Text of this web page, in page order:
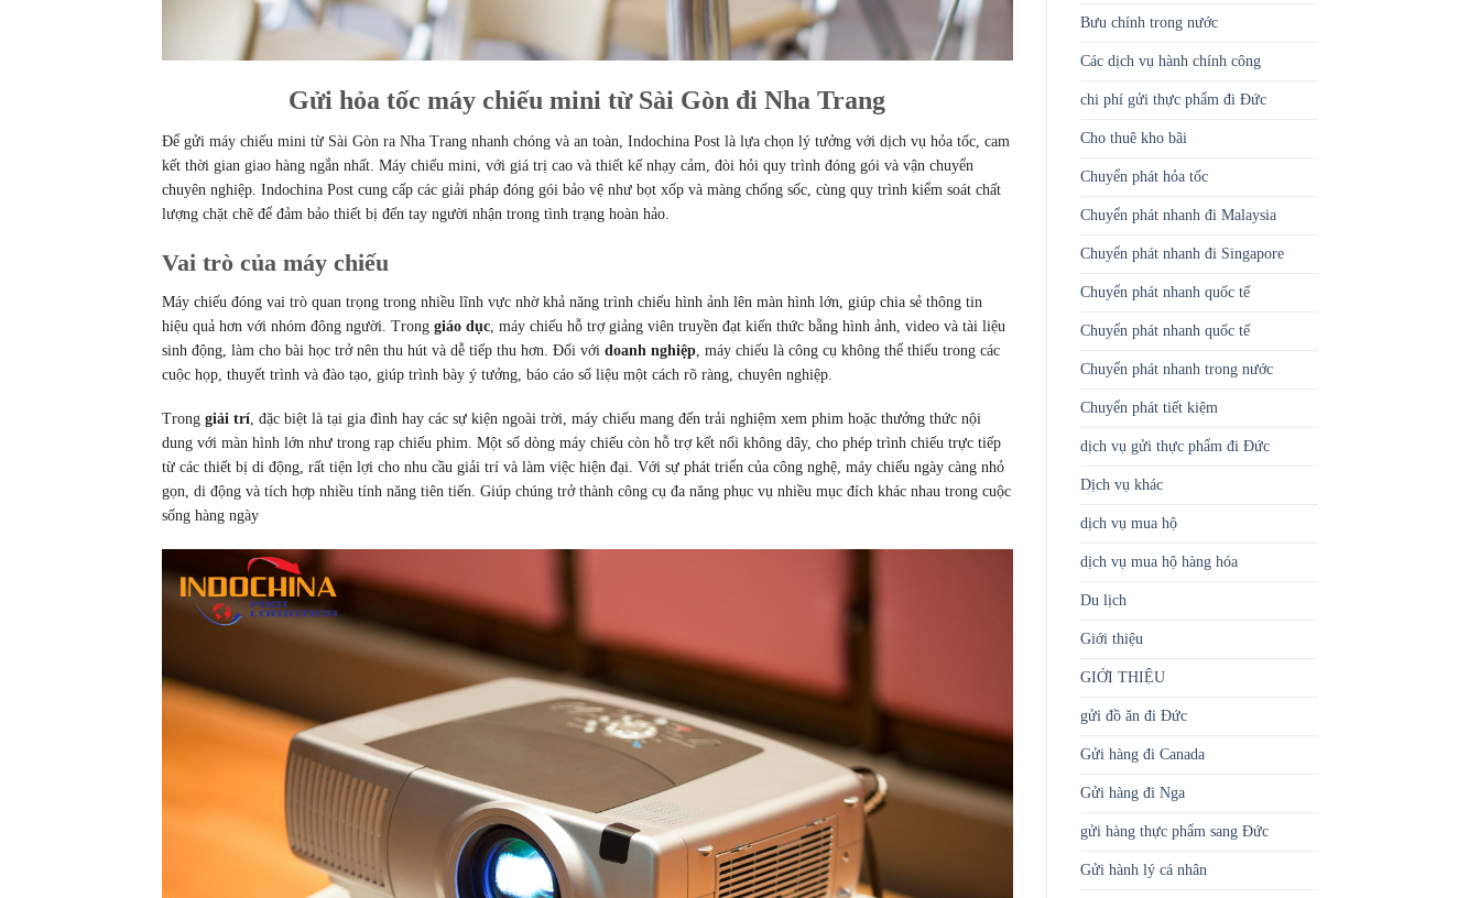
Gửi hỏa tốc máy chiếu mini từ Sài Gòn đi Nha Trang
Để gửi máy chiếu mini từ Sài Gòn ra Nha Trang nhanh chóng và an toàn, Indochina Post là lựa chọn lý tưởng với dịch vụ hỏa tốc, cam
kết thời gian giao hàng ngắn nhất. Máy chiếu mini, với giá trị cao và thiết kế nhạy cảm, đòi hỏi quy trình đóng gói và vận chuyển
chuyên nghiệp. Indochina Post cung cấp các giải pháp đóng gói bảo vệ như bọt xốp và màng chống sốc, cùng quy trình kiểm soát chất
lượng chặt chẽ để đảm bảo thiết bị đến tay người nhận trong tình trạng hoàn hảo.
Vai trò của máy chiếu
Máy chiếu đóng vai trò quan trọng trong nhiều lĩnh vực nhờ khả năng trình chiếu hình ảnh lên màn hình lớn, giúp chia sẻ thông tin
hiệu quả hơn với nhóm đông người. Trong giáo dục, máy chiếu hỗ trợ giảng viên truyền đạt kiến thức bằng hình ảnh, video và tài liệu
sinh động, làm cho bài học trở nên thu hút và dễ tiếp thu hơn. Đối với doanh nghiệp, máy chiếu là công cụ không thể thiếu trong các
cuộc họp, thuyết trình và đào tạo, giúp trình bày ý tưởng, báo cáo số liệu một cách rõ ràng, chuyên nghiệp.
Trong giải trí, đặc biệt là tại gia đình hay các sự kiện ngoài trời, máy chiếu mang đến trải nghiệm xem phim hoặc thưởng thức nội
dung với màn hình lớn như trong rạp chiếu phim. Một số dòng máy chiếu còn hỗ trợ kết nối không dây, cho phép trình chiếu trực tiếp
từ các thiết bị di động, rất tiện lợi cho nhu cầu giải trí và làm việc hiện đại. Với sự phát triển của công nghệ, máy chiếu ngày càng nhỏ
gọn, di động và tích hợp nhiều tính năng tiên tiến. Giúp chúng trở thành công cụ đa năng phục vụ nhiều mục đích khác nhau trong cuộc
sống hàng ngày
Bưu chính trong nước
Các dịch vụ hành chính công
chi phí gửi thực phẩm đi Đức
Cho thuê kho bãi
Chuyển phát hỏa tốc
Chuyển phát nhanh đi Malaysia
Chuyển phát nhanh đi Singapore
Chuyển phát nhanh quốc tế
Chuyển phát nhanh quốc tế
Chuyển phát nhanh trong nước
Chuyển phát tiết kiệm
dịch vụ gửi thực phẩm đi Đức
Dịch vụ khác
dịch vụ mua hộ
dịch vụ mua hộ hàng hóa
Du lịch
Giới thiệu
GIỚI THIỆU
gửi đồ ăn đi Đức
Gửi hàng đi Canada
Gửi hàng đi Nga
gửi hàng thực phẩm sang Đức
Gửi hành lý cá nhân